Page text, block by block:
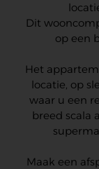
Dit
op een
Het
locatie, op
waar u een
breed scala
Maak een